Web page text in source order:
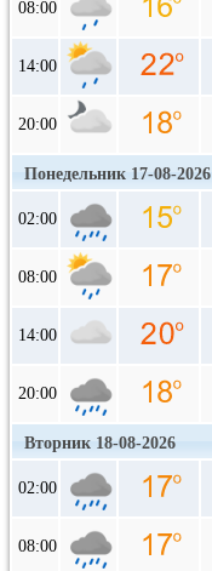
08:00
14:00
20:00
Понедельник 17-08-2026
02:00
08:00
14:00
20:00
Вторник 18-08-2026
02:00
08:00